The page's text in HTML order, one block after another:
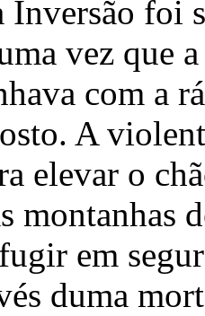
Inversão foi
vez que
com a
A
elevar o
montanhas
em
duma